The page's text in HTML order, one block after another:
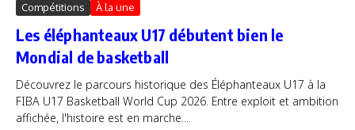
Compétitions
À la une
Les éléphanteaux U17 débutent bien le
Mondial de basketball
Découvrez le parcours historique des Éléphanteaux U17 à la
FIBA U17 Basketball World Cup 2026. Entre exploit et ambition
affichée, l'histoire est en marche....